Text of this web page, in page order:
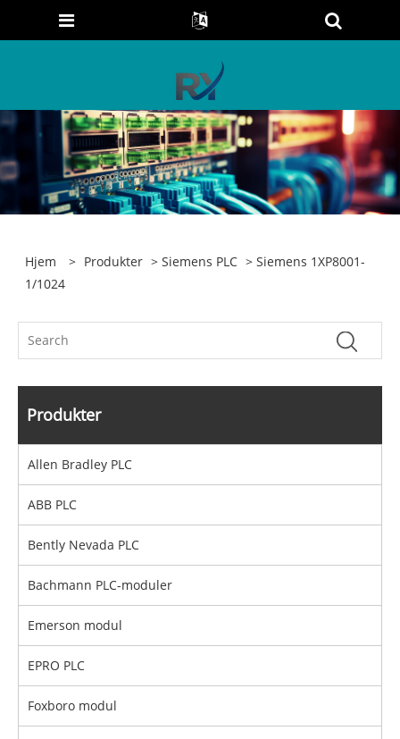
Hjem > Produkter >Siemens PLC > Siemens 1XP8001-
1/1024
Produkter
Allen Bradley PLC
ABB PLC
Bently Nevada PLC
Bachmann PLC-moduler
Emerson modul
EPRO PLC
Foxboro modul